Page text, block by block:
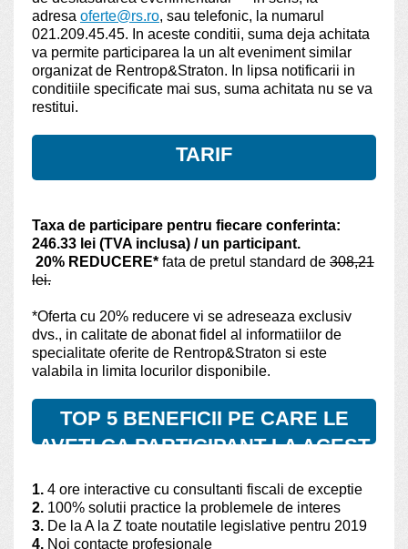
adresa oferte@rs.ro, sau telefonic, la numarul
021.209.45.45. In aceste conditii, suma deja achitata
va permite participarea la un alt eveniment similar
organizat de Rentrop&Straton. In lipsa notificarii in
conditiile specificate mai sus, suma achitata nu se va
restitui.
TARIF
Taxa de participare pentru fiecare conferinta:
246.33 lei (TVA inclusa) / un participant.
20% REDUCERE* fata de pretul standard de 308,21
lei.
*Oferta cu 20% reducere vi se adreseaza exclusiv
dvs., in calitate de abonat fidel al informatiilor de
specialitate oferite de Rentrop&Straton si este
valabila in limita locurilor disponibile.
TOP 5 BENEFICII PE CARE LE
AVETI CA PARTICIPANT LA ACEST
1. 4 ore interactive cu consultanti fiscali de exceptie
2. 100% solutii practice la problemele de interes
3. De la A la Z toate noutatile legislative pentru 2019
4. Noi contacte profesionale